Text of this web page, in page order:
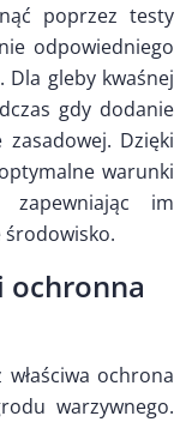
poprzez testy
odpowiedniego
gleby kwaśnej
gdy dodanie
Dzięki
warunki
im
środowisko.
ochronna
ochrona
warzywnego.